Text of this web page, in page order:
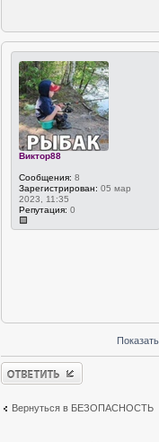
Виктор88
Сообщения: 8
Зарегистрирован: 05 мар
2023, 11:35
Репутация: 0
Ответить
Вернуться в БЕЗОПАСНОСТЬ